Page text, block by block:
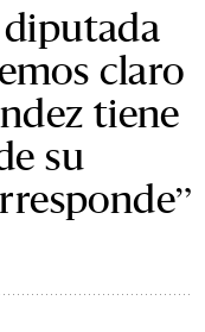
claro
tiene
su